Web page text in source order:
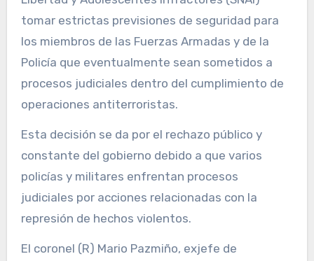
tomar estrictas previsiones de seguridad para
los miembros de las Fuerzas Armadas y de la
Policía que eventualmente sean sometidos a
procesos judiciales dentro del cumplimiento de
operaciones antiterroristas.
Esta decisión se da por el rechazo público y
constante del gobierno debido a que varios
policías y militares enfrentan procesos
judiciales por acciones relacionadas con la
represión de hechos violentos.
El coronel (R) Mario Pazmiño, exjefe de